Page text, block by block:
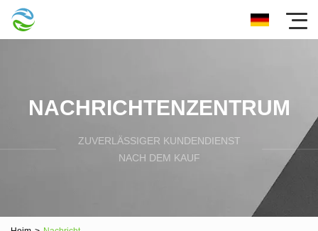
NACHRICHTENZENTRUM
ZUVERLÄSSIGER KUNDENDIENST
NACH DEM KAUF